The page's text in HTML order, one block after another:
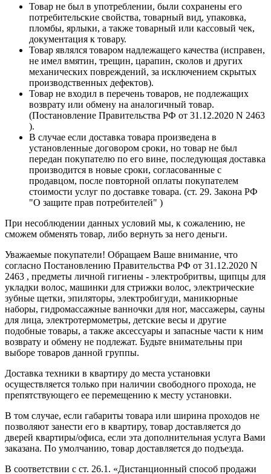
Товар не был в употреблении, были сохранены его
потребительские свойства, товарный вид, упаковка,
пломбы, ярлыки, а также товарный или кассовый чек,
документация к товару.
Товар являлся товаром надлежащего качества (исправен,
не имел вмятин, трещин, царапин, сколов и других
механических повреждений, за исключением скрытых
производственных дефектов).
Товар не входил в перечень товаров, не подлежащих
возврату или обмену на аналогичный товар.
(Постановление Правительства РФ от 31.12.2020 N 2463
).
В случае если доставка товара произведена в
установленные договором сроки, но товар не был
передан покупателю по его вине, последующая доставка
производится в новые сроки, согласованные с
продавцом, после повторной оплаты покупателем
стоимости услуг по доставке товара. (ст. 29. Закона РФ
"О защите прав потребителей" )
При несоблюдении данных условий мы, к сожалению, не
сможем обменять товар, либо вернуть за него деньги.
Уважаемые покупатели! Обращаем Ваше внимание, что
согласно Постановлению Правительства РФ от 31.12.2020 N
2463 , предметы личной гигиены - электробритвы, щипцы для
укладки волос, машинки для стрижки волос, электрические
зубные щетки, эпиляторы, электробигуди, маникюрные
наборы, гидромассажные ванночки для ног, массажеры, сауны
для лица, электротермометры, детские весы и другие
подобные товары, а также аксессуары и запасные части к ним
возврату и обмену не подлежат. Будьте внимательны при
выборе товаров данной группы.
Доставка техники в квартиру до места установки
осуществляется только при наличии свободного прохода, не
препятствующего ее перемещению к месту установки.
В том случае, если габариты товара или ширина проходов не
позволяют занести его в квартиру, товар доставляется до
дверей квартиры/офиса, если эта дополнительная услуга Вами
заказана. По умолчанию, товар доставляется до подъезда.
В соответствии с ст. 26.1. «Дистанционный способ продажи